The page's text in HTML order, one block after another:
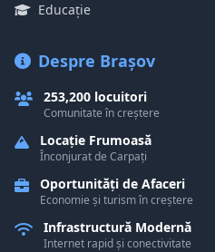
Educație
Despre Brașov
253,200 locuitori
Comunitate în creștere
Locație Frumoasă
Înconjurat de Carpați
Oportunități de Afaceri
Economie și turism în creștere
Infrastructură Modernă
Internet rapid și conectivitate